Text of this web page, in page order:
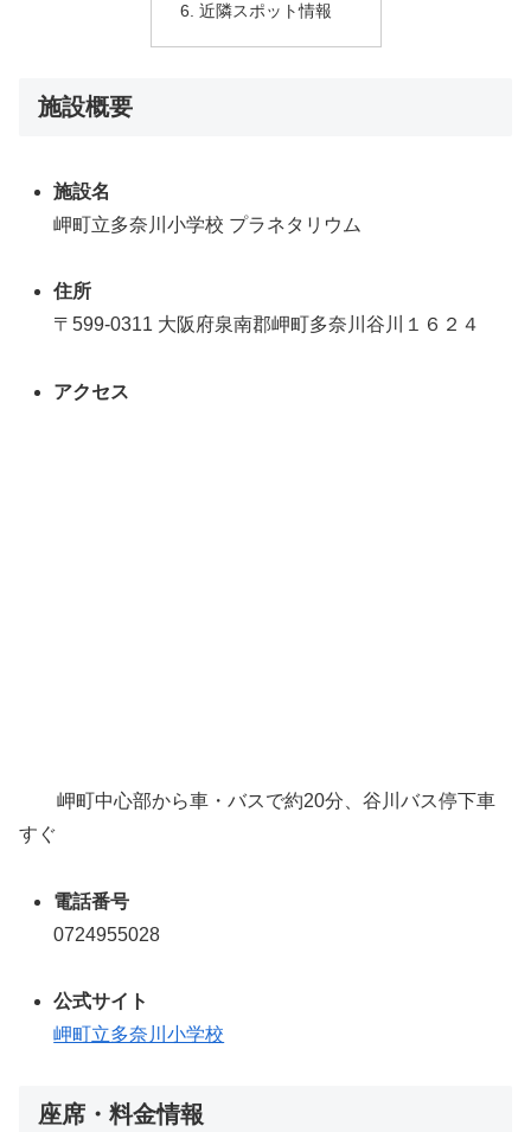
近隣スポット情報
施設概要
施設名
岬町立多奈川小学校 プラネタリウム
住所
〒599-0311 大阪府泉南郡岬町多奈川谷川１６２４
アクセス
岬町中心部から車・バスで約20分、谷川バス停下車
すぐ
電話番号
0724955028
公式サイト
岬町立多奈川小学校
座席・料金情報